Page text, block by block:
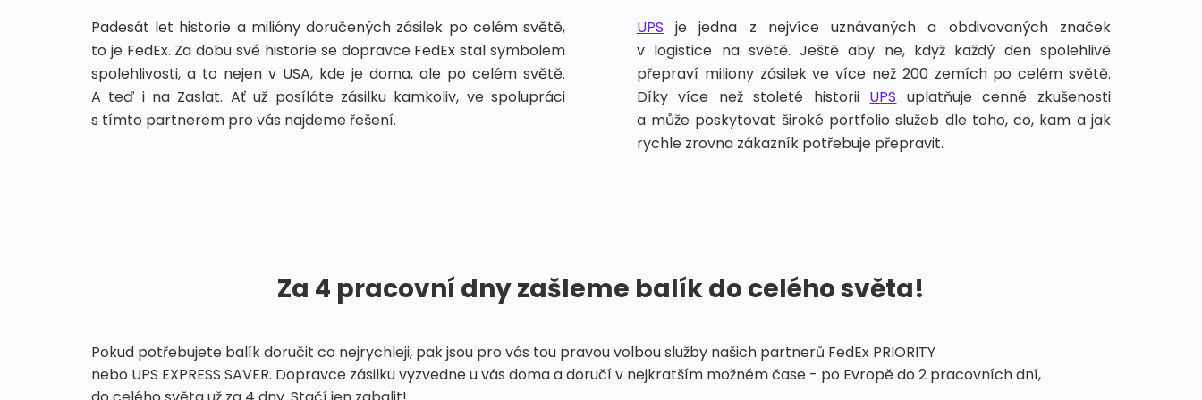
Padesát let historie a milióny doručených zásilek po celém světě,
to je FedEx. Za dobu své historie se dopravce FedEx stal symbolem
spolehlivosti, a to nejen v USA, kde je doma, ale po celém světě.
A teď i na Zaslat. Ať už posíláte zásilku kamkoliv, ve spolupráci
s tímto partnerem pro vás najdeme řešení.
UPS je jedna z nejvíce uznávaných a obdivovaných značek
v logistice na světě. Ještě aby ne, když každý den spolehlivě
přepraví miliony zásilek ve více než 200 zemích po celém světě.
Díky více než stoleté historii UPS uplatňuje cenné zkušenosti
a může poskytovat široké portfolio služeb dle toho, co, kam a jak
rychle zrovna zákazník potřebuje přepravit.
Za 4 pracovní dny zašleme balík do celého světa!
Pokud potřebujete balík doručit co nejrychleji, pak jsou pro vás tou pravou volbou služby našich partnerů FedEx PRIORITY
nebo UPS EXPRESS SAVER. Dopravce zásilku vyzvedne u vás doma a doručí v nejkratším možném čase - po Evropě do 2 pracovních dní,